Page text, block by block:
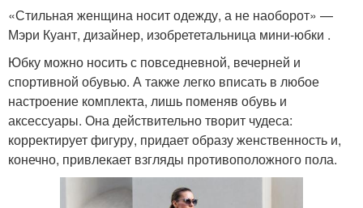
«Стильная женщина носит одежду, а не наоборот» —
Мэри Куант, дизайнер, изобрететальница мини-юбки .
Юбку можно носить с повседневной, вечерней и
спортивной обувью. А также легко вписать в любое
настроение комплекта, лишь поменяв обувь и
аксессуары. Она действительно творит чудеса:
корректирует фигуру, придает образу женственность и,
конечно, привлекает взгляды противоположного пола.